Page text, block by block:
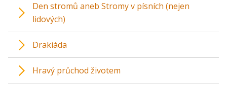
Den stromů aneb Stromy v písních (nejen
lidových)
Drakiáda
Hravý průchod životem